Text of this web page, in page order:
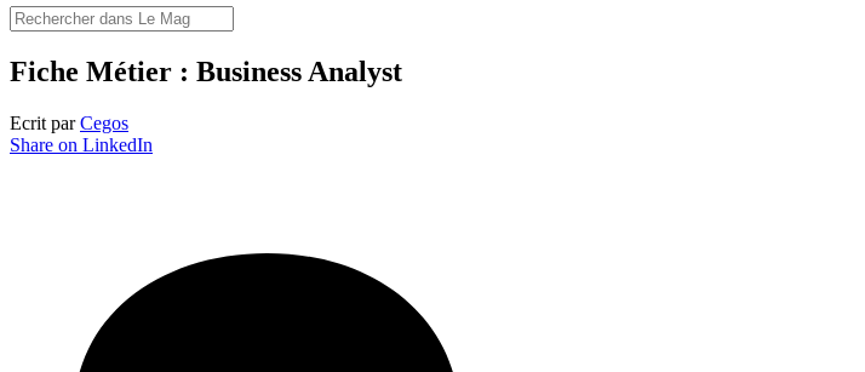
Fiche Métier : Business Analyst
Ecrit parCegos
Share on LinkedIn